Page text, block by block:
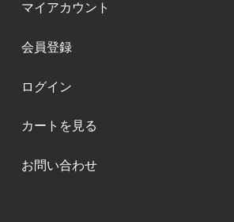
マイアカウント
会員登録
ログイン
カートを見る
お問い合わせ